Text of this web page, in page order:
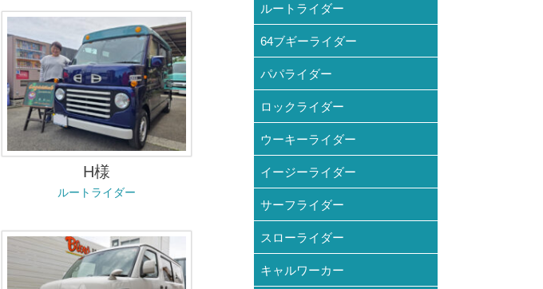
H様
ルートライダー
ルートライダー
64ブギーライダー
パパライダー
ロックライダー
ウーキーライダー
イージーライダー
サーフライダー
スローライダー
キャルワーカー